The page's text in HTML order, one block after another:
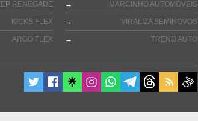
RENEGADE
KICKS FLEX
ARGO FLEX
→ MARCINHO AUTOMÓVEIS
→ VIRALIZA SEMINOVOS
→ TREND AUTO